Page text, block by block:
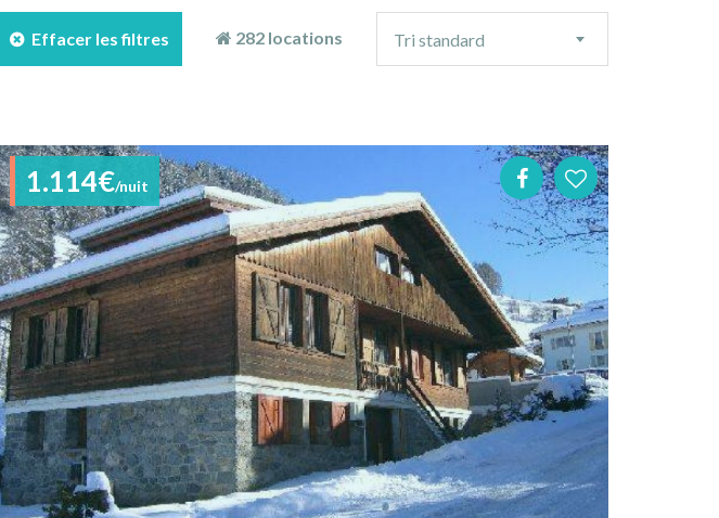
Effacer les filtres 282 locations
tri
Tri standard
1.114€/nuit